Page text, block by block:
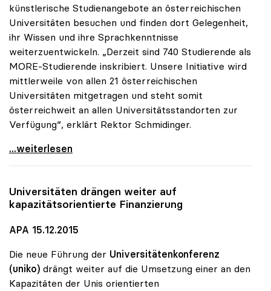
künstlerische Studienangebote an österreichischen
Universitäten besuchen und finden dort Gelegenheit,
ihr Wissen und ihre Sprachkenntnisse
weiterzuentwickeln. „Derzeit sind 740 Studierende als
MORE-Studierende inskribiert. Unsere Initiative wird
mittlerweile von allen 21 österreichischen
Universitäten mitgetragen und steht somit
österreichweit an allen Universitätsstandorten zur
Verfügung“, erklärt Rektor Schmidinger.
MORE-Projekt findet Zuspruch: 740 Studierende
...weiterlesen
Universitäten drängen weiter auf
kapazitätsorientierte Finanzierung
APA 15.12.2015
Die neue Führung der Universitätenkonferenz
(uniko) drängt weiter auf die Umsetzung einer an den
Kapazitäten der Unis orientierten